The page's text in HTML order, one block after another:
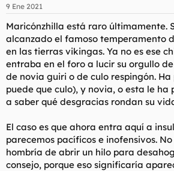
e
:
9 Ene 2021
Maricónzhilla está raro últimamente.
alcanzado el famoso temperamento
en las tierras vikingas. Ya no es ese
entraba en el foro a lucir su orgullo
de novia guiri o de culo respingón.
puede que culo), y novia, o esta le ha
a saber qué desgracias rondan su
El caso es que ahora entra aquí a
parecemos pacíficos e inofensivos.
hombría de abrir un hilo para
consejo, porque eso significaría